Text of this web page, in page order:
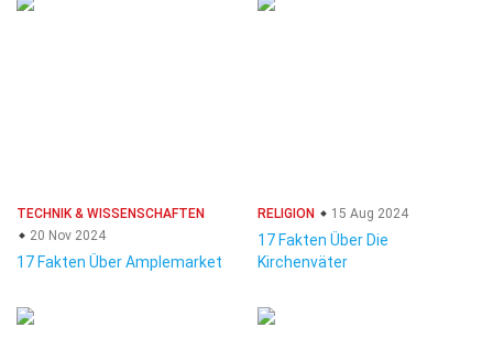
TECHNIK & WISSENSCHAFTEN
20 Nov 2024
17 Fakten Über Amplemarket
RELIGION 15 Aug 2024
17 Fakten Über Die
Kirchenväter